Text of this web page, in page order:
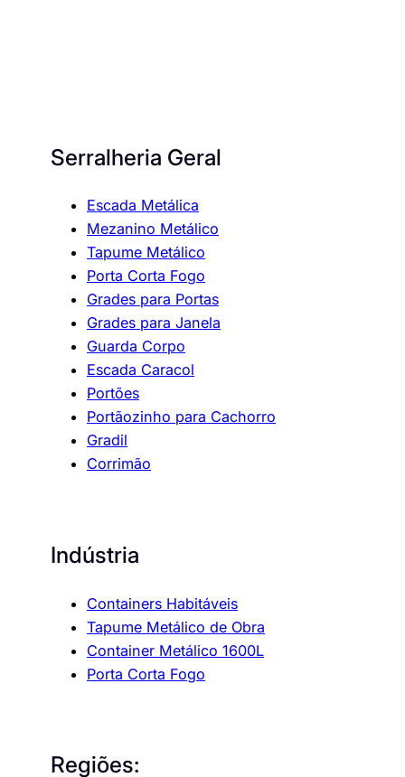
Serralheria Geral
Escada Metálica
Mezanino Metálico
Tapume Metálico
Porta Corta Fogo
Grades para Portas
Grades para Janela
Guarda Corpo
Escada Caracol
Portões
Portãozinho para Cachorro
Gradil
Corrimão
Indústria
Containers Habitáveis
Tapume Metálico de Obra
Container Metálico 1600L
Porta Corta Fogo
Regiões: